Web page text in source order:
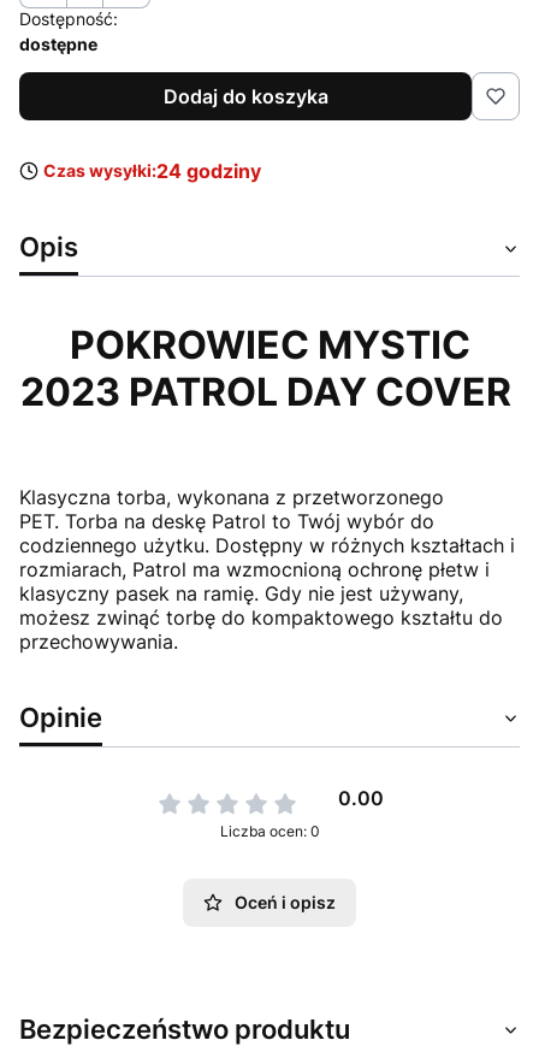
Dostępność:
dostępne
Dodaj do koszyka
Czas wysyłki:24 godziny
Opis
POKROWIEC MYSTIC
2023 PATROL DAY COVER
Klasyczna torba, wykonana z przetworzonego
PET. Torba na deskę Patrol to Twój wybór do
codziennego użytku. Dostępny w różnych kształtach i
rozmiarach, Patrol ma wzmocnioną ochronę płetw i
klasyczny pasek na ramię. Gdy nie jest używany,
możesz zwinąć torbę do kompaktowego kształtu do
przechowywania.
Opinie
0.00
Liczba ocen: 0
Oceń i opisz
Bezpieczeństwo produktu